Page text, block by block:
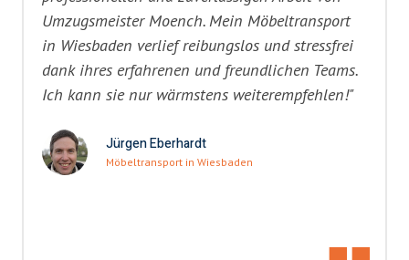
Umzugsmeister Moench. Mein Möbeltransport
in Wiesbaden verlief reibungslos und stressfrei
dank ihres erfahrenen und freundlichen Teams.
Ich kann sie nur wärmstens weiterempfehlen!"
Jürgen Eberhardt
Möbeltransport in Wiesbaden